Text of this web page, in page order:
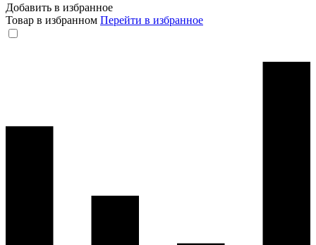
Добавить в избранное
Товар в избранном Перейти в избранное